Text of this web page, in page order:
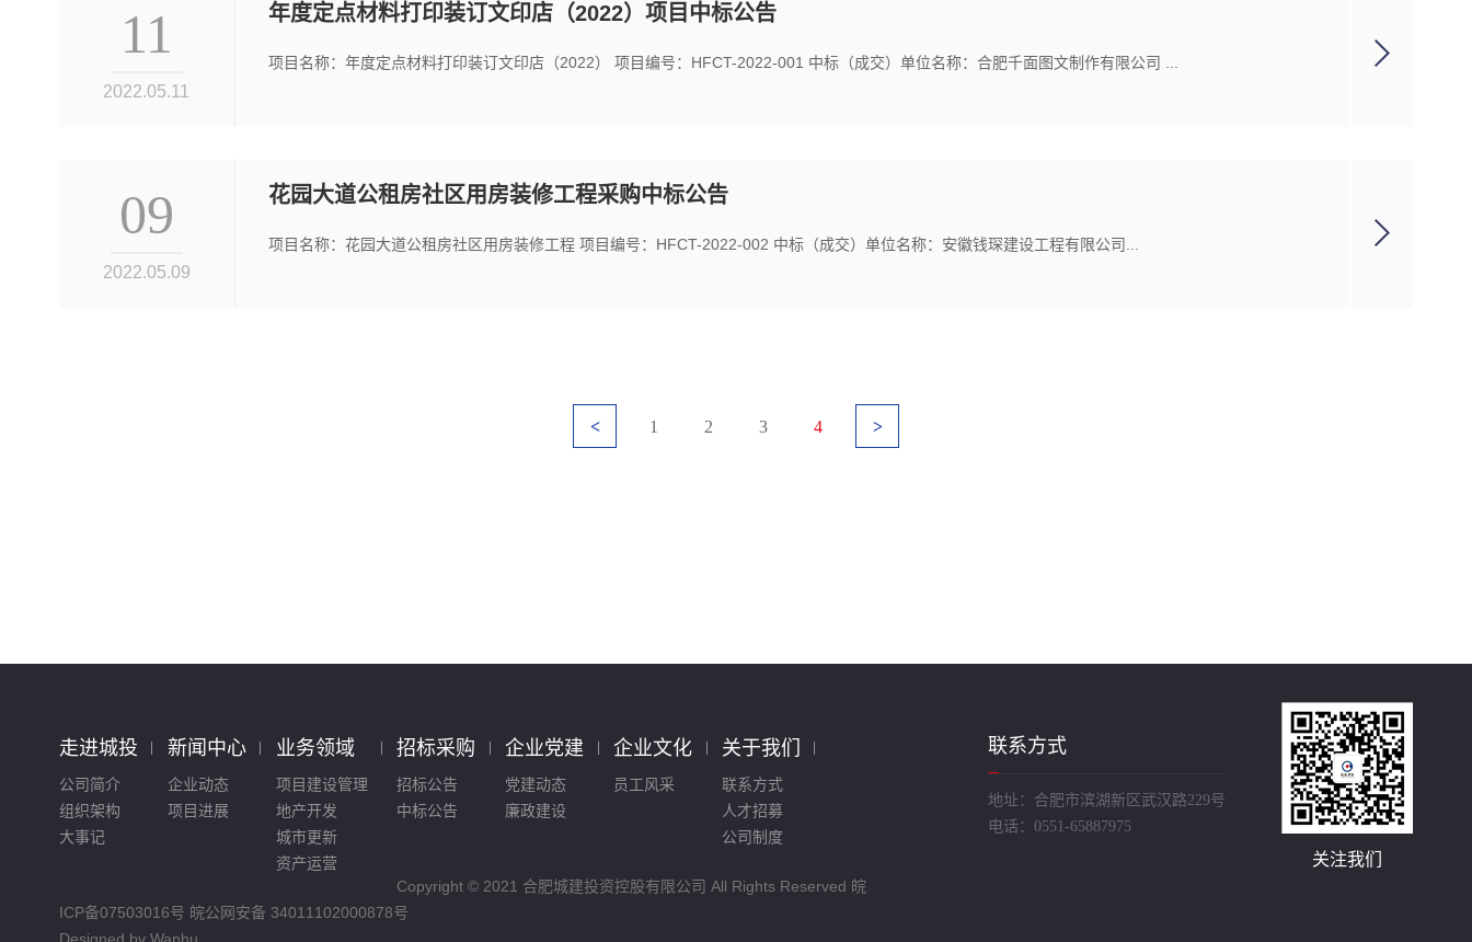
11
2022.05.11
年度定点材料打印装订文印店（2022）项目中标公告
项目名称：年度定点材料打印装订文印店（2022） 项目编号：HFCT-2022-001 中标（成交）单位名称：合肥千面图文制作有限公司 ...
09
2022.05.09
花园大道公租房社区用房装修工程采购中标公告
项目名称：花园大道公租房社区用房装修工程 项目编号：HFCT-2022-002 中标（成交）单位名称：安徽钱琛建设工程有限公司...
< 1 2 3 4 >
关注我们
走进城投
公司简介
组织架构
大事记
新闻中心
企业动态
项目进展
业务领域
项目建设管理
地产开发
城市更新
资产运营
招标采购
招标公告
中标公告
企业党建
党建动态
廉政建设
企业文化
员工风采
关于我们
联系方式
人才招募
公司制度
Copyright © 2021 合肥城建投资控股有限公司 All Rights Reserved 皖
ICP备07503016号 皖公网安备 34011102000878号
Designed by Wanhu.
联系方式
地址：合肥市滨湖新区武汉路229号
电话：0551-65887975